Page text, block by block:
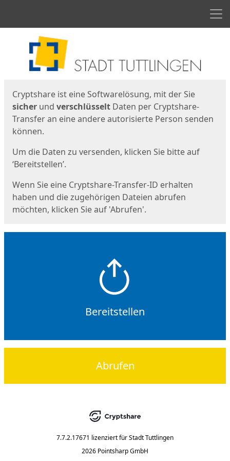
Cryptshare ist eine Softwarelösung, mit der Sie
sicher und verschlüsselt Daten per Cryptshare-
Transfer an eine andere autorisierte Person senden
können.
Um die Daten zu versenden, klicken Sie bitte auf
‘Bereitstellen’.
Wenn Sie eine Cryptshare-Transfer-ID erhalten
haben und die zugehörigen Dateien abrufen
möchten, klicken Sie auf 'Abrufen'.
Bereitstellen
Abrufen
7.7.2.17671 lizenziert fürStadt Tuttlingen
2026 Pointsharp GmbH